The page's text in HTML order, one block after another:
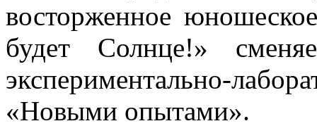
восторженное
будет Солнце!»
экспериментально-
«Новыми опытами».